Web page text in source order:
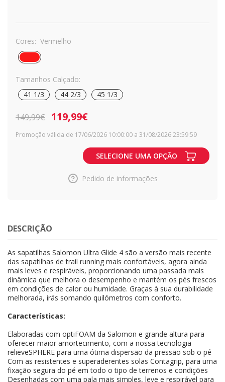
Cores: Vermelho
Tamanhos Calçado:
41 1/3
44 2/3 45 1/3
149,99€ 119,99€
Promoção válida de 17/06/2026 10:00:00 a 31/08/2026 23:59:59
SELECIONE UMA OPÇÃO
Pedido de informações
DESCRIÇÃO
As sapatilhas Salomon Ultra Glide 4 são a versão mais recente
das sapatilhas de trail running mais confortáveis, agora ainda
mais leves e respiráveis, proporcionando uma passada mais
dinâmica que melhora o desempenho e mantém os pés frescos
em condições de calor ou humidade. Graças à sua durabilidade
melhorada, irás somando quilómetros com conforto.
Características:
Elaboradas com optiFOAM da Salomon e grande altura para
oferecer maior amortecimento, com a nossa tecnologia
relieveSPHERE para uma ótima dispersão da pressão sob o pé
Com as resistentes e superaderentes solas Contagrip, para uma
fixação segura do pé em todo o tipo de terrenos e condições
Desenhadas com uma pala mais simples, leve e respirável para